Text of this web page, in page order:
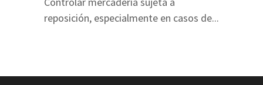
reposición, especialmente en casos de...